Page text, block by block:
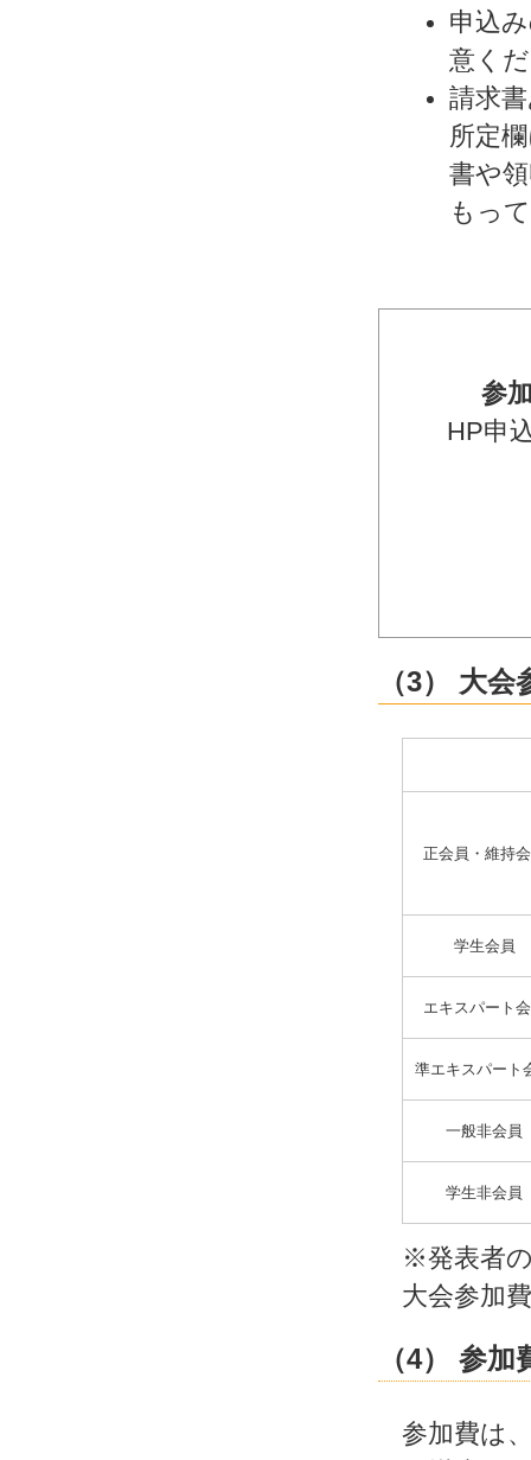
申込
意く
請求
所定
書や
もっ
参
HP申
（3） 大会
正会員・維持
学生会員
エキスパート
準エキスパート
一般非会員
学生非会員
※発表者
大会参加
（4） 参
参加費は